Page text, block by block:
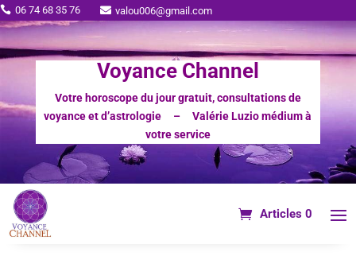
 06 74 68 35 76  valou006@gmail.com
Voyance Channel
Votre horoscope du jour gratuit, consultations de
voyance et d’astrologie – Valérie Luzio médium à
votre service
Articles 0